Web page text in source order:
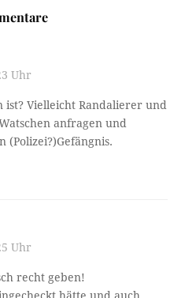
Uhr
Vielleicht Randalierer und
anfragen und
(Polizei?)Gefängnis.
Uhr
recht geben!